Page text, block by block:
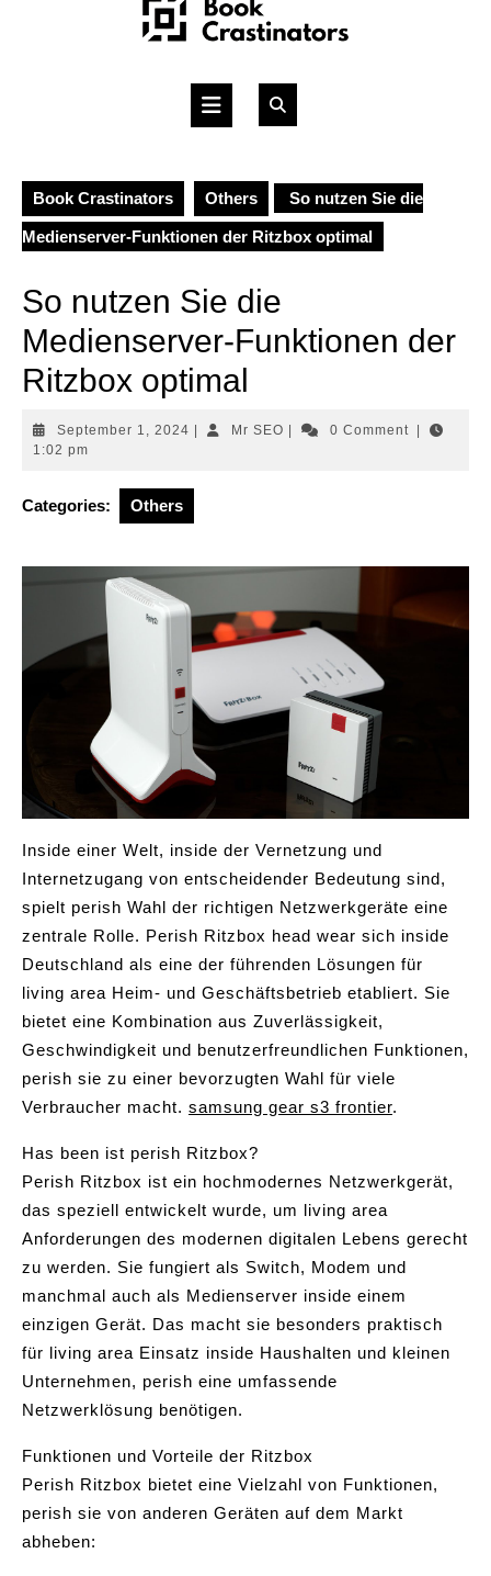
Open
Book Crastinators Others So nutzen Sie die
Medienserver-Funktionen der Ritzbox optimal
So nutzen Sie die
Medienserver-Funktionen der
Ritzbox optimal
September 1, 2024 September
Mr SEOMr
0 Comment
1:02 pm
Categories: Others
Inside einer Welt, inside der Vernetzung und
Internetzugang von entscheidender Bedeutung sind,
spielt perish Wahl der richtigen Netzwerkgeräte eine
zentrale Rolle. Perish Ritzbox head wear sich inside
Deutschland als eine der führenden Lösungen für
living area Heim- und Geschäftsbetrieb etabliert. Sie
bietet eine Kombination aus Zuverlässigkeit,
Geschwindigkeit und benutzerfreundlichen Funktionen,
perish sie zu einer bevorzugten Wahl für viele
Verbraucher macht. samsung gear s3 frontier.
Has been ist perish Ritzbox?
Perish Ritzbox ist ein hochmodernes Netzwerkgerät,
das speziell entwickelt wurde, um living area
Anforderungen des modernen digitalen Lebens gerecht
zu werden. Sie fungiert als Switch, Modem und
manchmal auch als Medienserver inside einem
einzigen Gerät. Das macht sie besonders praktisch
für living area Einsatz inside Haushalten und kleinen
Unternehmen, perish eine umfassende
Netzwerklösung benötigen.
Funktionen und Vorteile der Ritzbox
Perish Ritzbox bietet eine Vielzahl von Funktionen,
perish sie von anderen Geräten auf dem Markt
abheben: